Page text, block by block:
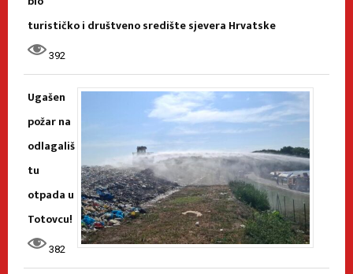
turističko i društveno središte sjevera Hrvatske
392
Ugašen
požar na
odlagališ
tu
otpada u
Totovcu!
382